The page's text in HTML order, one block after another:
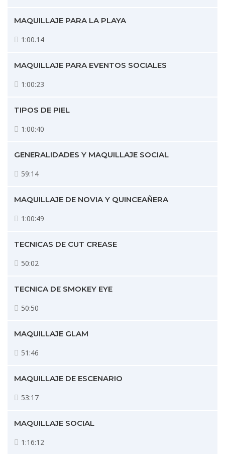
MAQUILLAJE PARA LA PLAYA
1:00.14
MAQUILLAJE PARA EVENTOS SOCIALES
1:00:23
TIPOS DE PIEL
1:00:40
GENERALIDADES Y MAQUILLAJE SOCIAL
59:14
MAQUILLAJE DE NOVIA Y QUINCEAÑERA
1:00:49
TECNICAS DE CUT CREASE
50:02
TECNICA DE SMOKEY EYE
50:50
MAQUILLAJE GLAM
51:46
MAQUILLAJE DE ESCENARIO
53:17
MAQUILLAJE SOCIAL
1:16:12